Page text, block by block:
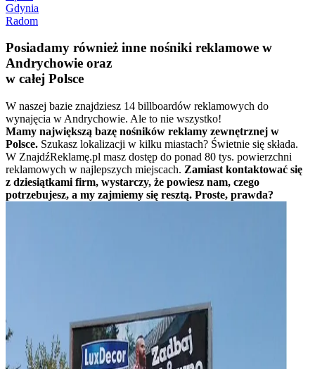
Gdynia
Radom
Posiadamy również inne nośniki reklamowe w
Andrychowie oraz
w całej Polsce
W naszej bazie znajdziesz 14 billboardów reklamowych do
wynajęcia w Andrychowie. Ale to nie wszystko!
Mamy największą bazę nośników reklamy zewnętrznej w
Polsce. Szukasz lokalizacji w kilku miastach? Świetnie się składa.
W ZnajdźReklamę.pl masz dostęp do ponad 80 tys. powierzchni
reklamowych w najlepszych miejscach. Zamiast kontaktować się
z dziesiątkami firm, wystarczy, że powiesz nam, czego
potrzebujesz, a my zajmiemy się resztą. Proste, prawda?